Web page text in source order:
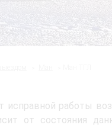
исправной работы
от состояния